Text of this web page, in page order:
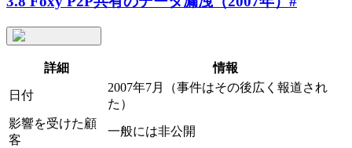
詳細 情報
日付
2007年7月（事件はその後広く報道され
た）
影響を受けた顧
客
一般には非公開